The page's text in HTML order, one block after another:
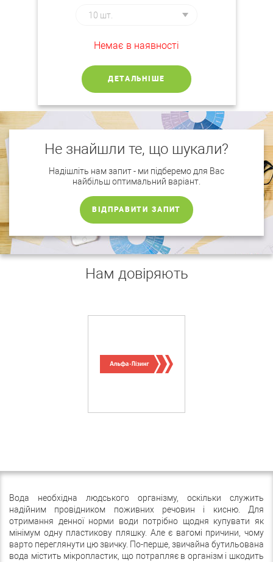
Немає в наявності
ДЕТАЛЬНІШЕ
Не знайшли те, що шукали?
Надішліть нам запит - ми підберемо для Вас
найбільш оптимальний варіант.
ВІДПРАВИТИ ЗАПИТ
Нам довіряють
Вода необхідна людського організму, оскільки служить
надійним провідником поживних речовин і кисню. Для
отримання денної норми води потрібно щодня купувати як
мінімум одну пластикову пляшку. Але є вагомі причини, чому
варто переглянути цю звичку. По-перше, звичайна бутильована
вода містить мікропластик, що потрапляє в організм і шкодить